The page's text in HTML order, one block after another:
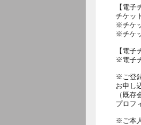
【電子
チケッ
※チケ
※チケ
【電子
※電子
※ご登
お申し
（既
プロフ
※ご本